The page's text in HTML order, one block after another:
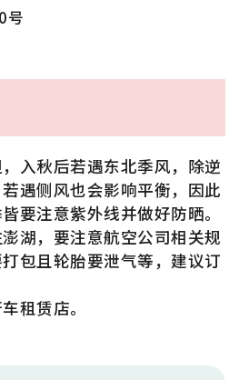
号
入秋后若遇东北季风，除逆
遇侧风也会影响平衡，因此
要注意紫外线并做好防晒。
湖，要注意航空公司相关规
包且轮胎要泄气等，建议订
租赁店。